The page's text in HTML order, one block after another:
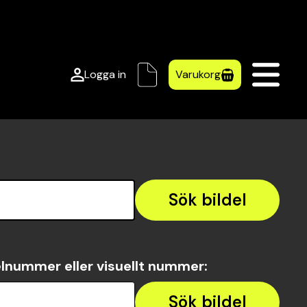
Logga in Varukorg
Sök bildel
eller visuellt nummer:
Sök bildel